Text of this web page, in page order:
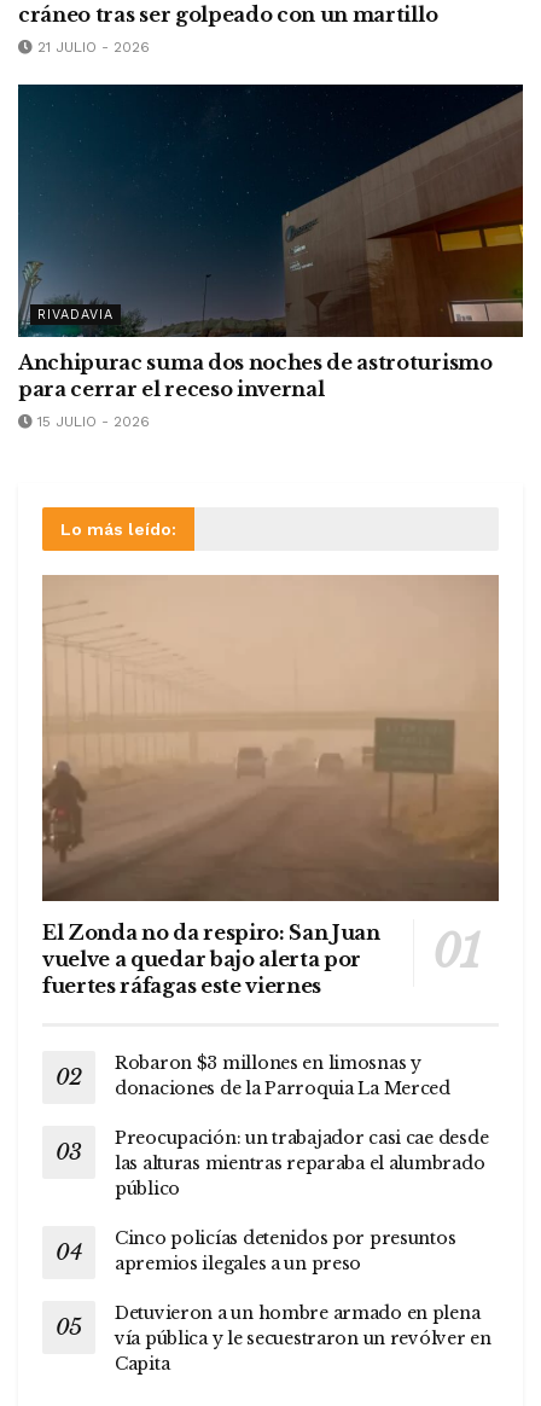
cráneo tras ser golpeado con un martillo
21 JULIO - 2026
RIVADAVIA
Anchipurac suma dos noches de astroturismo
para cerrar el receso invernal
15 JULIO - 2026
Lo más leído:
El Zonda no da respiro: San Juan
vuelve a quedar bajo alerta por
fuertes ráfagas este viernes
Robaron $3 millones en limosnas y
donaciones de la Parroquia La Merced
Preocupación: un trabajador casi cae desde
las alturas mientras reparaba el alumbrado
público
Cinco policías detenidos por presuntos
apremios ilegales a un preso
Detuvieron a un hombre armado en plena
vía pública y le secuestraron un revólver en
Capita